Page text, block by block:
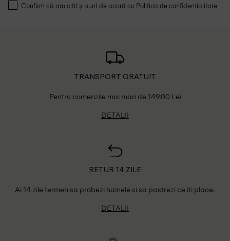
Confirm că am citit și sunt de acord cu Politica de confidentialitate
TRANSPORT GRATUIT
Pentru comenzile mai mari de 149.00 Lei
DETALII
RETUR 14 ZILE
Ai 14 zile termen sa probezi hainele si sa pastrezi ce iti place.
DETALII